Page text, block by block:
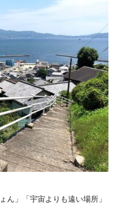
ん」「宇宙よりも遠い場所」